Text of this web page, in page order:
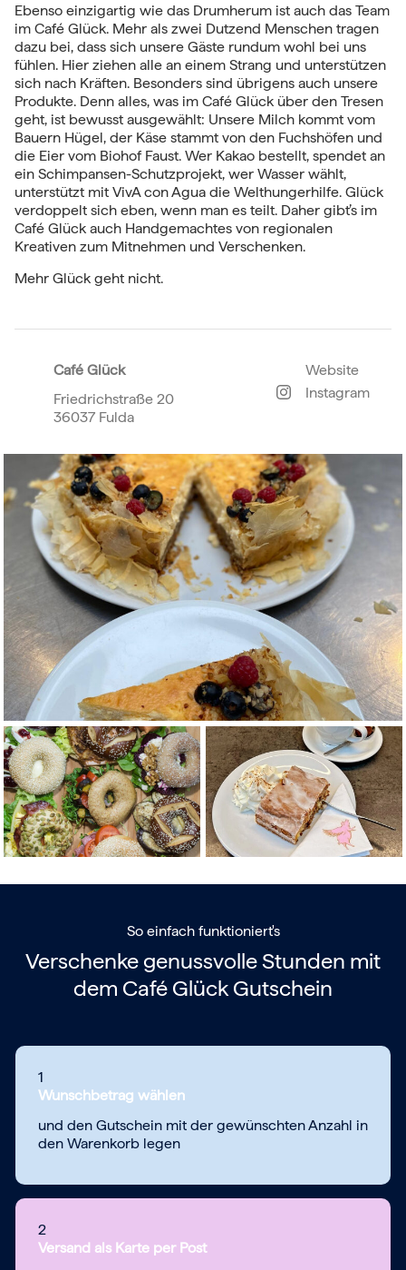
Ebenso einzigartig wie das Drumherum ist auch das Team
im Café Glück. Mehr als zwei Dutzend Menschen tragen
dazu bei, dass sich unsere Gäste rundum wohl bei uns
fühlen. Hier ziehen alle an einem Strang und unterstützen
sich nach Kräften. Besonders sind übrigens auch unsere
Produkte. Denn alles, was im Café Glück über den Tresen
geht, ist bewusst ausgewählt: Unsere Milch kommt vom
Bauern Hügel, der Käse stammt von den Fuchshöfen und
die Eier vom Biohof Faust. Wer Kakao bestellt, spendet an
ein Schimpansen-Schutzprojekt, wer Wasser wählt,
unterstützt mit VivA con Agua die Welthungerhilfe. Glück
verdoppelt sich eben, wenn man es teilt. Daher gibt’s im
Café Glück auch Handgemachtes von regionalen
Kreativen zum Mitnehmen und Verschenken.
Mehr Glück geht nicht.
Café Glück
Friedrichstraße 20
36037 Fulda
Website
Instagram
So einfach funktioniert's
Verschenke genussvolle Stunden mit
dem Café Glück Gutschein
1
Wunschbetrag wählen
und den Gutschein mit der gewünschten Anzahl in
den Warenkorb legen
2
Versand als Karte per Post